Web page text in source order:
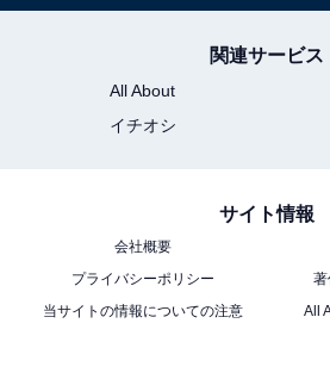
関連サービス
All About
イチオシ
サイト情報
会社概要
プライバシーポリシー
当サイトの情報についての注意
All